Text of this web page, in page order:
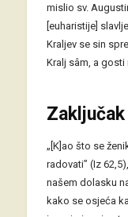
mislio sv.
[euharistije]
Kraljev se sin
Kralj sâm, a gosti
Zaključak
„[K]ao što se
radovati” (Iz
našem dolasku
kako se osjeća